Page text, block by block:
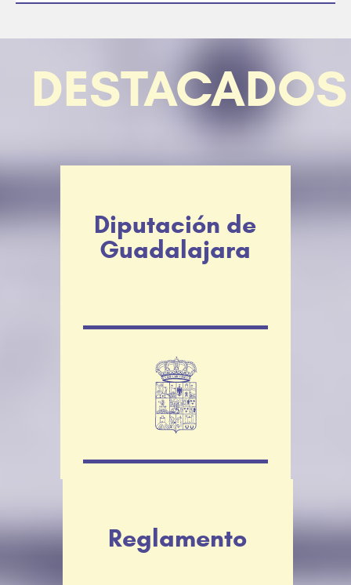
DESTACADOS
Diputación de
Guadalajara
Reglamento